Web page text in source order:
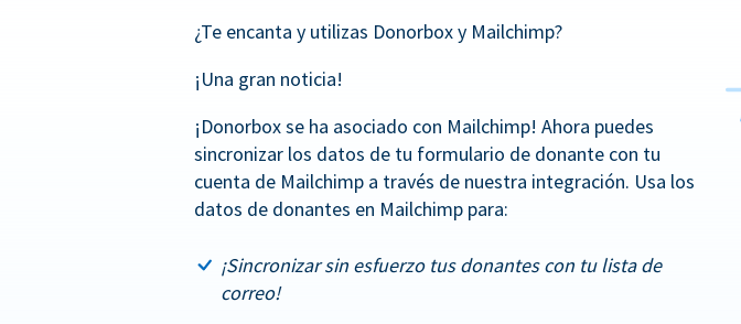
¿Te encanta y utilizas Donorbox y Mailchimp?
¡Una gran noticia!
¡Donorbox se ha asociado con Mailchimp! Ahora puedes
sincronizar los datos de tu formulario de donante con tu
cuenta de Mailchimp a través de nuestra integración. Usa los
datos de donantes en Mailchimp para:
¡Sincronizar sin esfuerzo tus donantes con tu lista de
correo!